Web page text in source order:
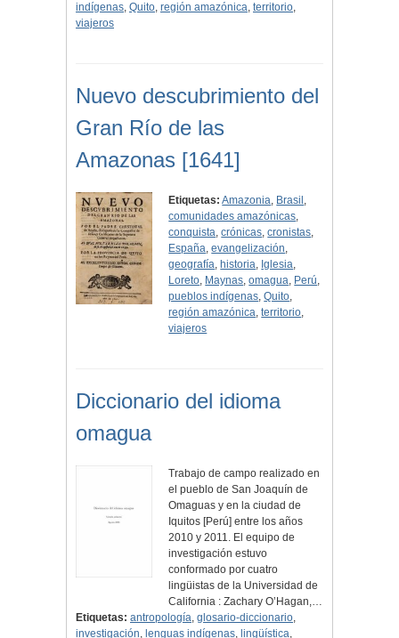
indígenas, Quito, región amazónica, territorio,
viajeros
Nuevo descubrimiento del
Gran Río de las
Amazonas [1641]
Etiquetas: Amazonia, Brasil ,
comunidades amazónicas,
conquista,crónicas,cronistas,
España,evangelización,
geografía, historia, Iglesia,
Loreto, Maynas,omagua, Perú,
pueblos indígenas,Quito,
región amazónica,territorio,
viajeros
Diccionario del idioma
omagua
Trabajo de campo realizado en
el pueblo de San Joaquín de
Omaguas y en la ciudad de
Iquitos [Perú] entre los años
2010 y 2011. El equipo de
investigación estuvo
conformado por cuatro
lingüistas de la Universidad de
California : Zachary O’Hagan,…
Etiquetas: antropología, glosario-diccionario,
investigación, lenguas indígenas, lingüística,